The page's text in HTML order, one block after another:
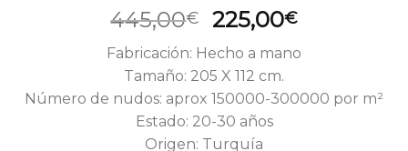
445,00€
El
precio
original
era:
445,00€.
225,00€El
actual
225,00€.
Fabricación: Hecho a mano
Tamaño: 205 X 112 cm.
Número de nudos: aprox 150000-300000 por m²
Estado: 20-30 años
Origen: Turquía